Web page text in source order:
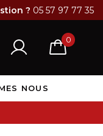
? 05 57 97 77 35
0
NOUS